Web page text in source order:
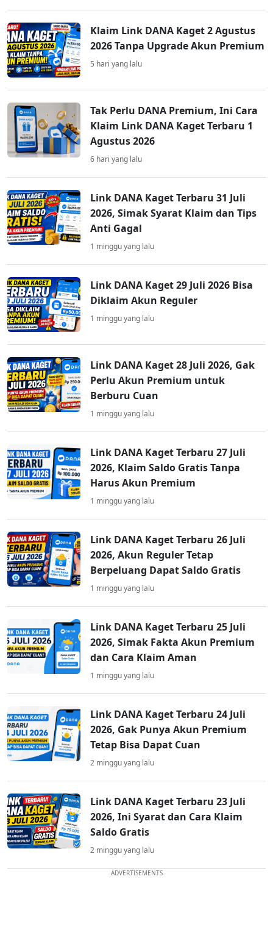
Klaim Link DANA Kaget 2 Agustus
2026 Tanpa Upgrade Akun Premium
5 hari yang lalu
Tak Perlu DANA Premium, Ini Cara
Klaim Link DANA Kaget Terbaru 1
Agustus 2026
6 hari yang lalu
Link DANA Kaget Terbaru 31 Juli
2026, Simak Syarat Klaim dan Tips
Anti Gagal
1 minggu yang lalu
Link DANA Kaget 29 Juli 2026 Bisa
Diklaim Akun Reguler
1 minggu yang lalu
Link DANA Kaget 28 Juli 2026, Gak
Perlu Akun Premium untuk
Berburu Cuan
1 minggu yang lalu
Link DANA Kaget Terbaru 27 Juli
2026, Klaim Saldo Gratis Tanpa
Harus Akun Premium
1 minggu yang lalu
Link DANA Kaget Terbaru 26 Juli
2026, Akun Reguler Tetap
Berpeluang Dapat Saldo Gratis
1 minggu yang lalu
Link DANA Kaget Terbaru 25 Juli
2026, Simak Fakta Akun Premium
dan Cara Klaim Aman
1 minggu yang lalu
Link DANA Kaget Terbaru 24 Juli
2026, Gak Punya Akun Premium
Tetap Bisa Dapat Cuan
2 minggu yang lalu
Link DANA Kaget Terbaru 23 Juli
2026, Ini Syarat dan Cara Klaim
Saldo Gratis
2 minggu yang lalu
ADVERTISEMENTS